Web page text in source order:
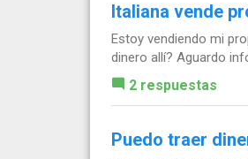
Italiana vende
Estoy vendiendo mi
dinero allí? Aguardo
2 respuestas
Puedo traer